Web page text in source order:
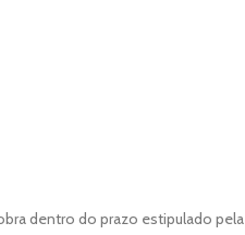
dentro do prazo estipulado pela